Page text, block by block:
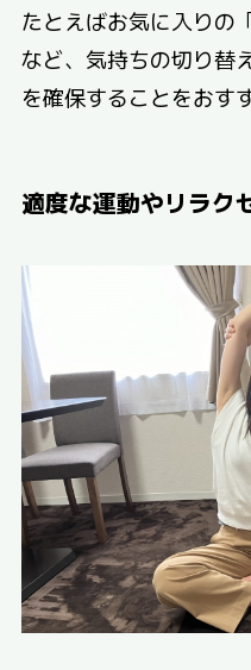
たとえばお気に入りの
など、気持ちの切り替
を確保することをおす
適度な運動やリラク